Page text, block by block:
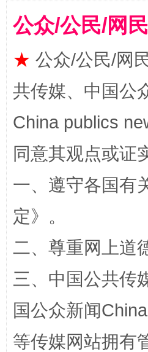
国家大学科技园优化重
扯下公款旅游的“隐身衣
“蜀中异人”王建安的艺术
公众/公民/网
★ 公众/公民/网
共传媒、中国公
China publics
同意其观点或证
一、遵守各国有
定》。
二、尊重网上道
三、中国公共传
国公众新闻
等传媒网站拥有